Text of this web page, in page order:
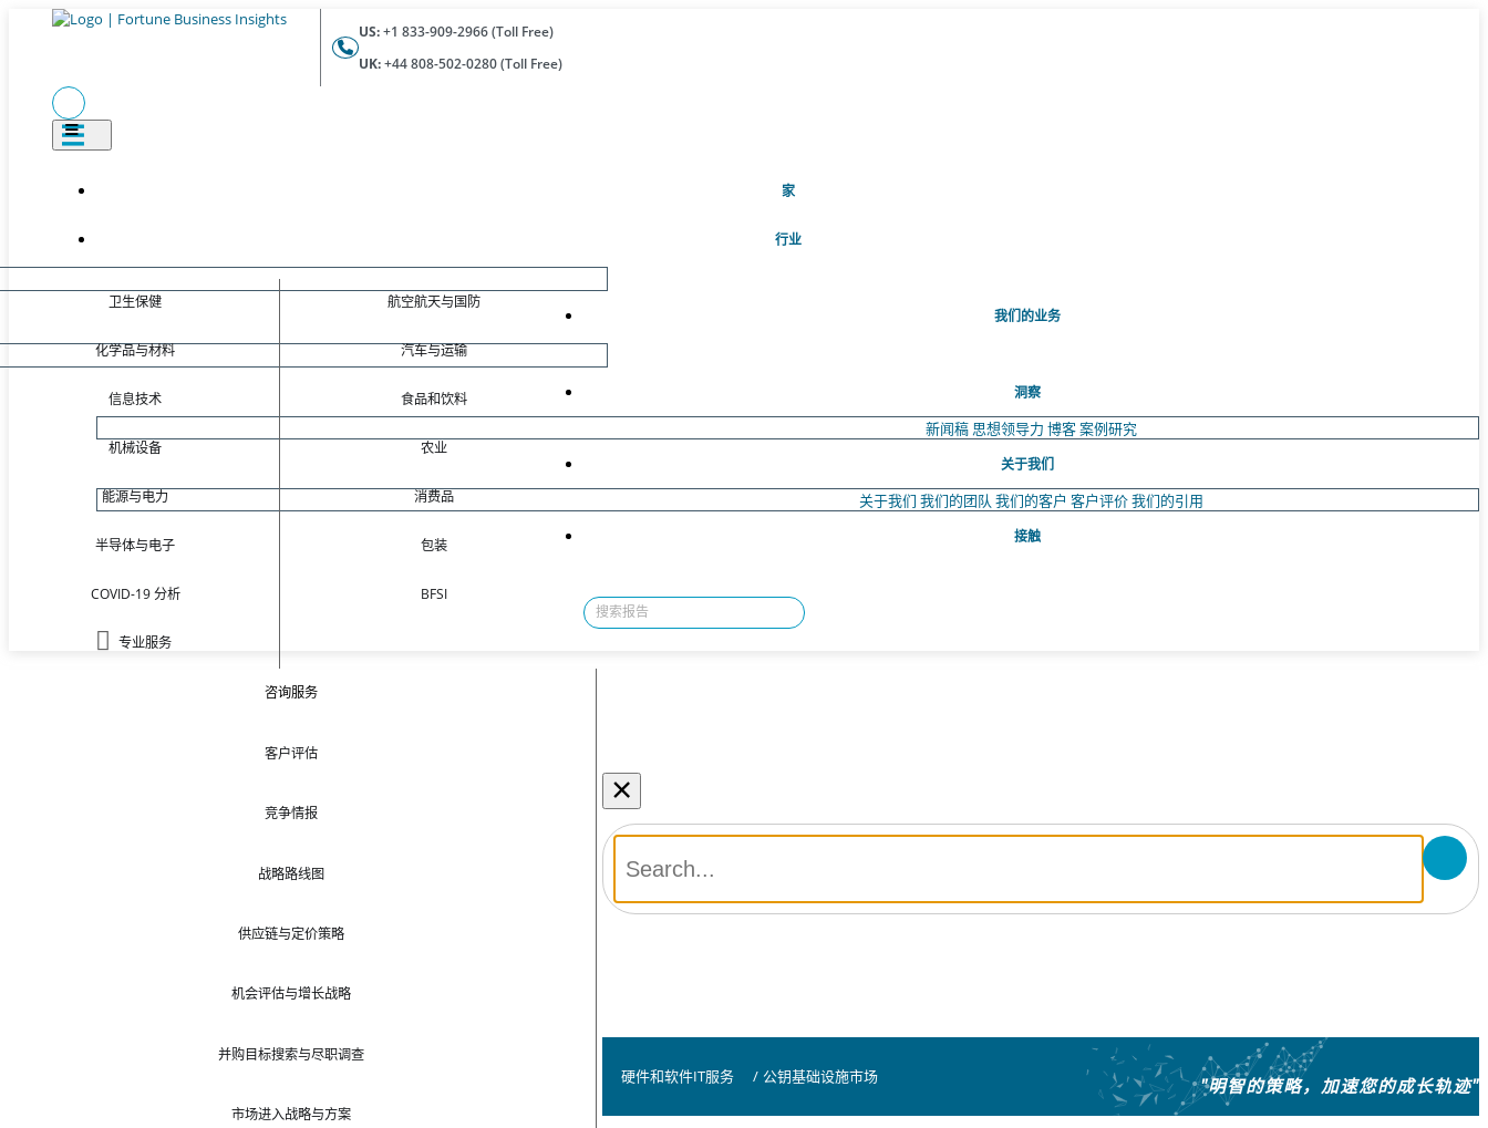
US:+1 833-909-2966 (Toll Free)
UK:+44 808-502-0280 (Toll Free)
家(当前的)
行业
卫生保健
化学品与材料
信息技术
机械设备
能源与电力
半导体与电子
COVID-19 分析
专业服务
航空航天与国防
汽车与运输
食品和饮料
农业
消费品
包装
BFSI
我们的业务
咨询服务
客户评估
竞争情报
战略路线图
供应链与定价策略
机会评估与增长战略
并购目标搜索与尽职调查
市场进入战略与方案
洞察
新闻稿 思想领导力 博客案例研究
关于我们
关于我们 我们的团队 我们的客户 客户评价我们的引用
接触
×
硬件和软件IT服务 / 公钥基础设施市场 "明智的策略，加速您的成长轨迹"